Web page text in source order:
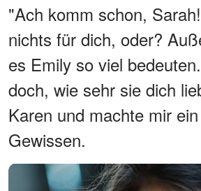
"Ach komm schon,
nichts für dich, oder?
es Emily so viel
doch, wie sehr sie dich
Karen und machte mir
Gewissen.